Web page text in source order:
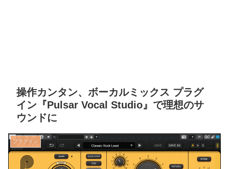
操作カンタン、ボーカルミックス プラグ
イン『Pulsar Vocal Studio』で理想のサ
ウンドに
プラグイン